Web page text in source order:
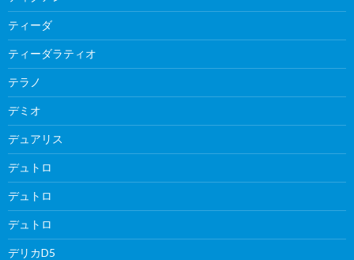
ティーダ
ティーダラティオ
テラノ
デミオ
デュアリス
デュトロ
デュトロ
デュトロ
デリカD5